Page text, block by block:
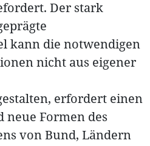
Der stark
kann die notwendigen
nicht aus eigener
erfordert einen
neue Formen des
von Bund, Ländern